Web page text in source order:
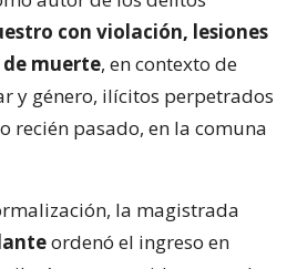
con violación, lesiones
de muerte, en contexto de
y género, ilícitos perpetrados
recién pasado, en la comuna
la magistrada
ordenó el ingreso en